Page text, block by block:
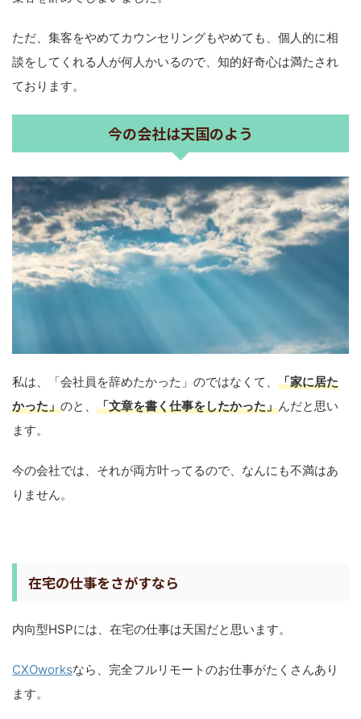
ただ、集客をやめてカウンセリングもやめても、個人的に相
談をしてくれる人が何人かいるので、知的好奇心は満たされ
ております。
今の会社は天国のよう
私は、「会社員を辞めたかった」のではなくて、 「家に居た
かった」のと、 「文章を書く仕事をしたかった」んだと思い
ます。
今の会社では、それが両方叶ってるので、なんにも不満はあ
りません。
在宅の仕事をさがすなら
内向型HSPには、在宅の仕事は天国だと思います。
CXOworksなら、完全フルリモートのお仕事がたくさんあり
ます。